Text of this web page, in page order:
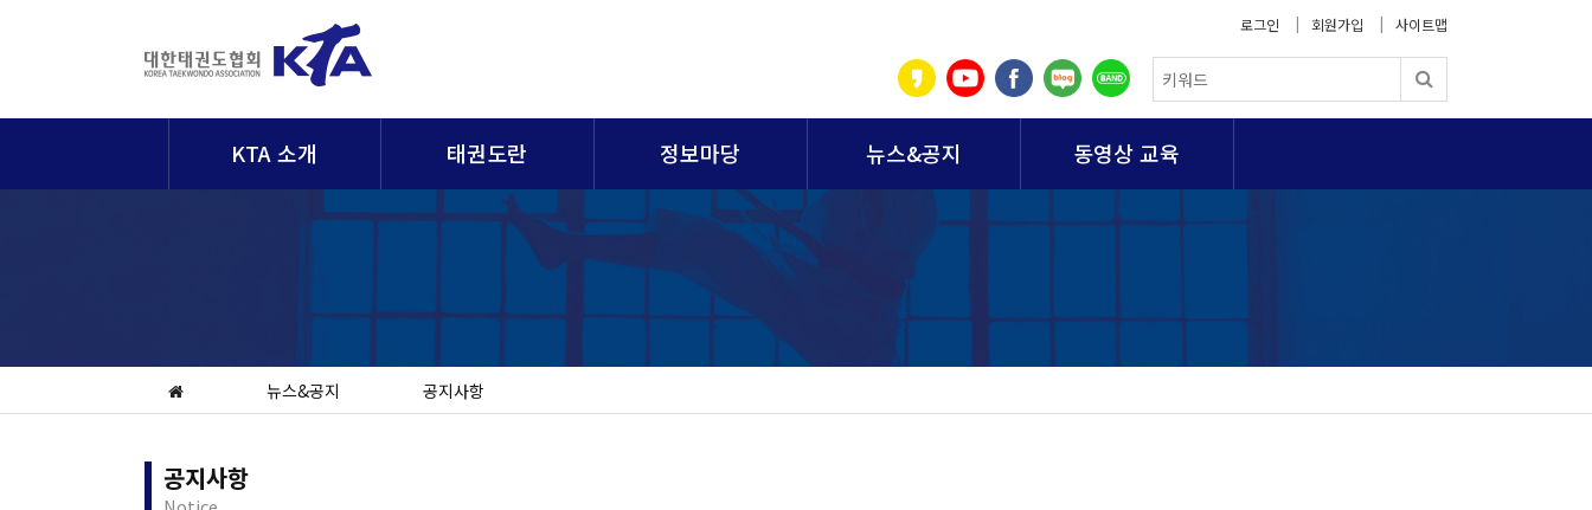
로그인 회원가입 사이트맵
KTA 소개 태권도란 정보마당 뉴스&공지 동영상 교육
뉴스&공지 공지사항
공지사항